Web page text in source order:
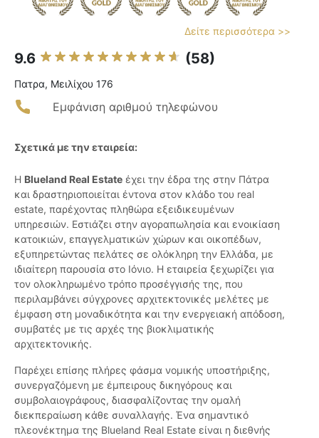
Δείτε περισσότερα >>
9.6 (58)
Πατρα, Μειλίχου 176
Εμφάνιση αριθμού τηλεφώνου
Σχετικά με την εταιρεία:
Η Blueland Real Estate έχει την έδρα της στην Πάτρα
και δραστηριοποιείται έντονα στον κλάδο του real
estate, παρέχοντας πληθώρα εξειδικευμένων
υπηρεσιών. Εστιάζει στην αγοραπωλησία και ενοικίαση
κατοικιών, επαγγελματικών χώρων και οικοπέδων,
εξυπηρετώντας πελάτες σε ολόκληρη την Ελλάδα, με
ιδιαίτερη παρουσία στο Ιόνιο. Η εταιρεία ξεχωρίζει για
τον ολοκληρωμένο τρόπο προσέγγισής της, που
περιλαμβάνει σύγχρονες αρχιτεκτονικές μελέτες με
έμφαση στη μοναδικότητα και την ενεργειακή απόδοση,
συμβατές με τις αρχές της βιοκλιματικής
αρχιτεκτονικής.
Παρέχει επίσης πλήρες φάσμα νομικής υποστήριξης,
συνεργαζόμενη με έμπειρους δικηγόρους και
συμβολαιογράφους, διασφαλίζοντας την ομαλή
διεκπεραίωση κάθε συναλλαγής. Ένα σημαντικό
πλεονέκτημα της Blueland Real Estate είναι η διεθνής